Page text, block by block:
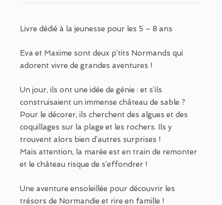
Livre dédié à la jeunesse pour les 5 – 8 ans
Eva et Maxime sont deux p’tits Normands qui
adorent vivre de grandes aventures !
Un jour, ils ont une idée de génie : et s’ils
construisaient un immense château de sable ?
Pour le décorer, ils cherchent des algues et des
coquillages sur la plage et les rochers. Ils y
trouvent alors bien d’autres surprises !
Mais attention, la marée est en train de remonter
et le château risque de s’effondrer !
Une aventure ensoleillée pour découvrir les
trésors de Normandie et rire en famille !